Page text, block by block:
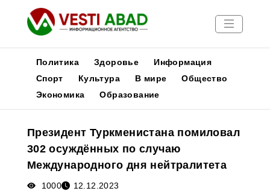
Новости
Медиа
Афиша
Политика Здоровье
Информация
Спорт
Культура В мире
Общество
Экономика
Образование
Президент Туркменистана помиловал
302 осуждённых по случаю
Международного дня нейтралитета
1000 12.12.2023